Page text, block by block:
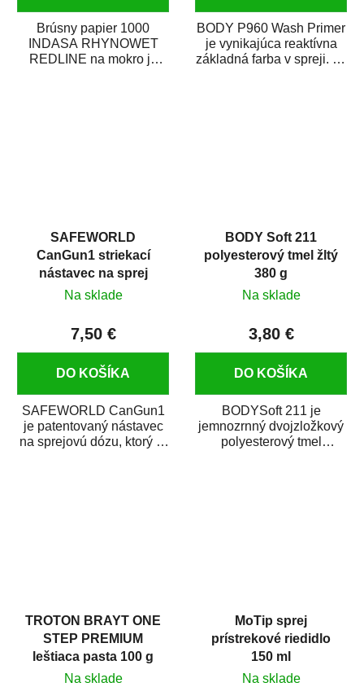
Brúsny papier 1000
INDASA RHYNOWET
REDLINE na mokro je
BODY P960 Wash Primer
je vynikajúca reaktívna
základná farba v spreji. Je
SAFEWORLD
CanGun1 striekací
nástavec na sprej
Na sklade
7,50 €
DO KOŠÍKA
SAFEWORLD CanGun1
je patentovaný nástavec
na sprejovú dózu, ktorý ju
BODY Soft 211
polyesterový tmel žltý
380 g
Na sklade
3,80 €
DO KOŠÍKA
BODYSoft 211 je
jemnozrnný dvojzložkový
polyesterový tmel
TROTON BRAYT ONE
STEP PREMIUM
leštiaca pasta 100 g
Na sklade
MoTip sprej
prístrekové riedidlo
150 ml
Na sklade